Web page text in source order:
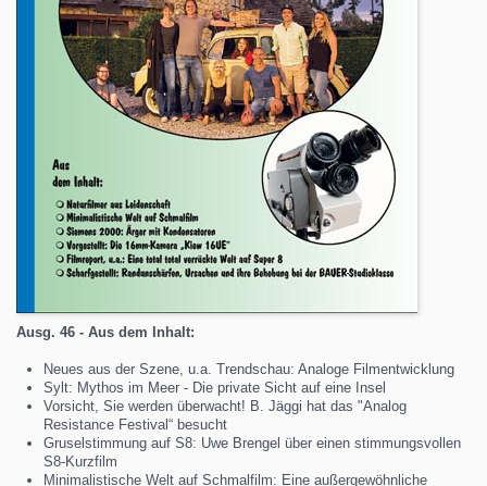
Ausg. 46 - Aus dem Inhalt:
Neues aus der Szene, u.a. Trendschau: Analoge Filmentwicklung
Sylt: Mythos im Meer - Die private Sicht auf eine Insel
Vorsicht, Sie werden überwacht! B. Jäggi hat das "Analog
Resistance Festival“ besucht
Gruselstimmung auf S8: Uwe Brengel über einen stimmungsvollen
S8-Kurzfilm
Minimalistische Welt auf Schmalfilm: Eine außergewöhnliche